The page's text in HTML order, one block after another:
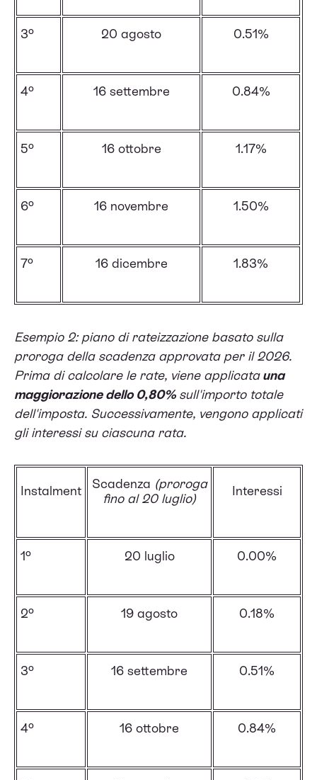
3º 20 agosto 0.51%
4º 16 settembre 0.84%
5º 16 ottobre 1.17%
6º 16 novembre 1.50%
7º 16 dicembre 1.83%
Esempio 2: piano di rateizzazione basato sulla
proroga della scadenza approvata per il 2026.
Prima di calcolare le rate, viene applicatauna
maggiorazione dello 0,80% sull'importo totale
dell'imposta. Successivamente, vengono applicati
gli interessi su ciascuna rata.
Instalment Scadenza (proroga
fino al 20 luglio)
Interessi
1º 20 luglio 0.00%
2º 19 agosto 0.18%
3º 16 settembre 0.51%
4º 16 ottobre 0.84%